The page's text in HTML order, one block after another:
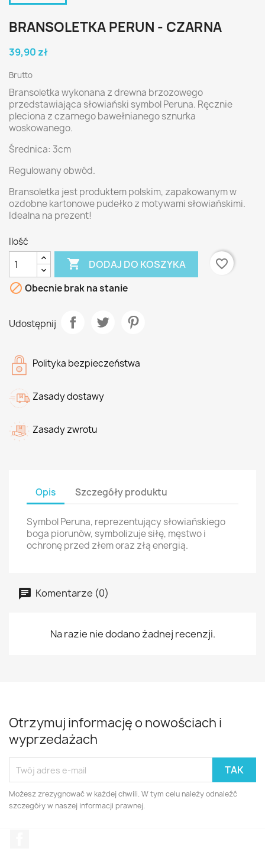
BRANSOLETKA PERUN - CZARNA
39,90 zł
Brutto
Bransoletka wykonana z drewna brzozowego
przedstawiająca słowiański symbol Peruna. Ręcznie
pleciona z czarnego bawełnianego sznurka
woskowanego.
Średnica: 3cm
Regulowany obwód.
Bransoletka jest produktem polskim, zapakowanym w
ozdobne kartonowe pudełko z motywami słowiańskimi.
Idealna na prezent!
Ilość
 DODAJ DO KOSZYKA
favorite_border
 Obecnie brak na stanie
Udostępnij
Polityka bezpieczeństwa
Zasady dostawy
Zasady zwrotu
Opis Szczegóły produktu
Symbol Peruna, reprezentujący słowiańskiego
boga piorunów, symbolizuje siłę, męstwo i
ochronę przed złem oraz złą energią.
Komentarze (0)
Na razie nie dodano żadnej recenzji.
Otrzymuj informację o nowościach i
wyprzedażach
Możesz zrezygnować w każdej chwili. W tym celu należy odnaleźć
szczegóły w naszej informacji prawnej.